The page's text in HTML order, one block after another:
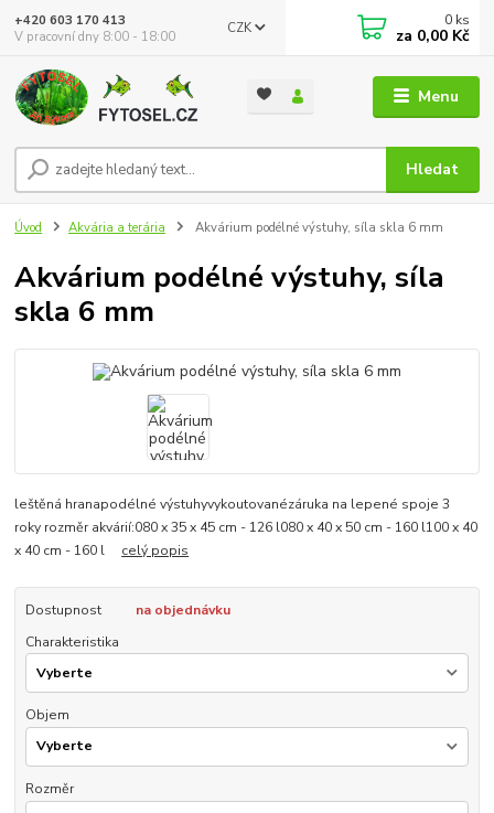
Menu
CZK
Hledat
+420 603 170 413
V pracovní dny 8:00 - 18:00
0 ks
za 0,00 Kč
Úvod Akvária a terária Akvárium podélné výstuhy, síla skla 6 mm
Akvárium podélné výstuhy, síla
skla 6 mm
leštěná hranapodélné výstuhyvykoutovanézáruka na lepené spoje 3
roky rozměr akvárií:080 x 35 x 45 cm - 126 l080 x 40 x 50 cm - 160 l100 x 40
x 40 cm - 160 l celý popis
Dostupnost
na objednávku
Charakteristika
Objem
Rozměr